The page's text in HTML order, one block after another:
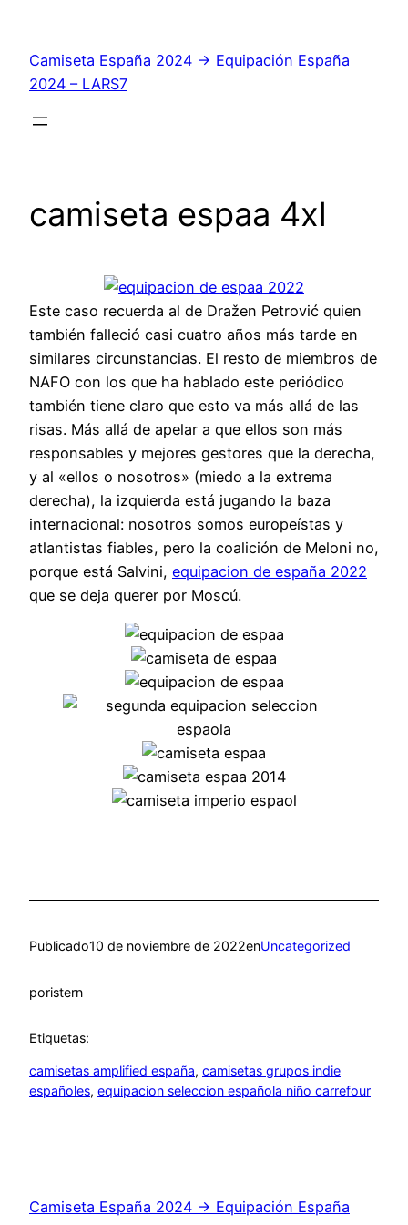
contenido
Camiseta España 2024 → Equipación España
2024 – LARS7
camiseta espaa 4xl
Este caso recuerda al de Dražen Petrović quien
también falleció casi cuatro años más tarde en
similares circunstancias. El resto de miembros de
NAFO con los que ha hablado este periódico
también tiene claro que esto va más allá de las
risas. Más allá de apelar a que ellos son más
responsables y mejores gestores que la derecha,
y al «ellos o nosotros» (miedo a la extrema
derecha), la izquierda está jugando la baza
internacional: nosotros somos europeístas y
atlantistas fiables, pero la coalición de Meloni no,
porque está Salvini, equipacion de españa 2022
que se deja querer por Moscú.
Publicado10 de noviembre de 2022enUncategorized
poristern
Etiquetas:
camisetas amplified españa, camisetas grupos indie
españoles, equipacion seleccion española niño carrefour
Camiseta España 2024 → Equipación España